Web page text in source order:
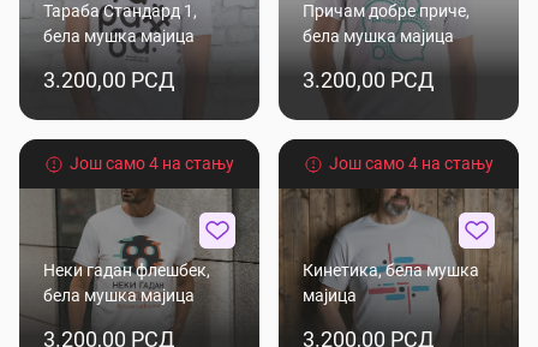
Тараба Стандард 1,
бела мушка мајица
3.200,00 РСД
Причам добре приче,
бела мушка мајица
3.200,00 РСД
Још само 4 на стању
Неки гадан флешбек,
бела мушка мајица
3.200,00 РСД
Још само 4 на стању
Кинетика, бела мушка
мајица
3.200,00 РСД